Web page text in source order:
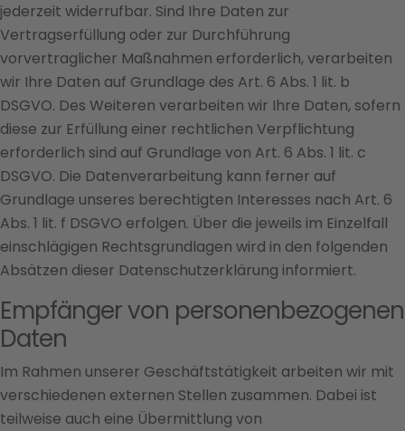
jederzeit widerrufbar. Sind Ihre Daten zur
Vertragserfüllung oder zur Durchführung
vorvertraglicher Maßnahmen erforderlich, verarbeiten
wir Ihre Daten auf Grundlage des Art. 6 Abs. 1 lit. b
DSGVO. Des Weiteren verarbeiten wir Ihre Daten, sofern
diese zur Erfüllung einer rechtlichen Verpflichtung
erforderlich sind auf Grundlage von Art. 6 Abs. 1 lit. c
DSGVO. Die Datenverarbeitung kann ferner auf
Grundlage unseres berechtigten Interesses nach Art. 6
Abs. 1 lit. f DSGVO erfolgen. Über die jeweils im Einzelfall
einschlägigen Rechtsgrundlagen wird in den folgenden
Absätzen dieser Datenschutzerklärung informiert.
Empfänger von personenbezogenen
Daten
Im Rahmen unserer Geschäftstätigkeit arbeiten wir mit
verschiedenen externen Stellen zusammen. Dabei ist
teilweise auch eine Übermittlung von